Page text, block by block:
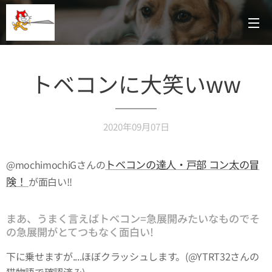
トベコンに大笑いww
2020年09月07日
@mochimochiGさんの トベコンの達人・戸部 コン太の冒
険！ が面白い!!
まあ、うまく言えばトベコン=急展開みたいなものでそ
の急展開がとてつもなく面白い!
下に乗せますが....ほぼクラッシュします。(@YTRT32さんの